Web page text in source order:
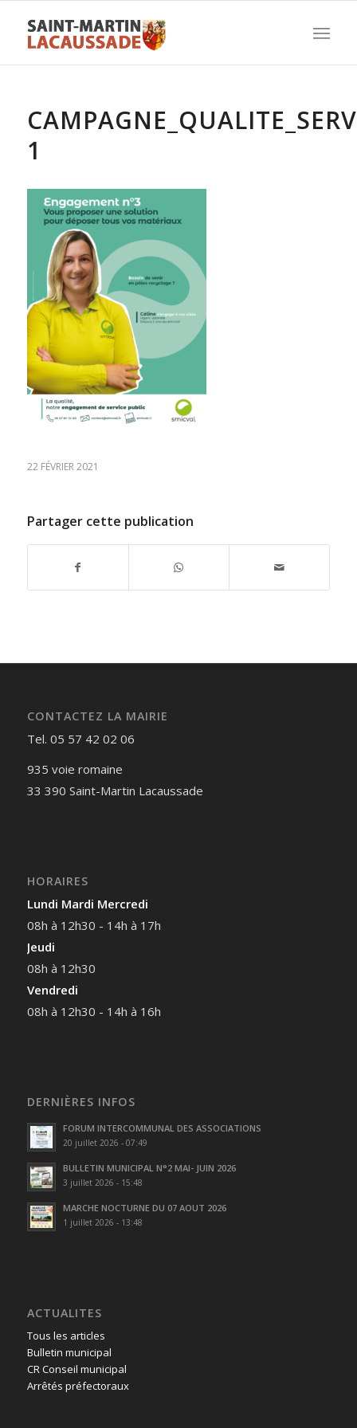
1
22 FÉVRIER 2021
Partager cette publication
CONTACTEZ LA MAIRIE
Tel. 05 57 42 02 06
935 voie romaine
33 390 Saint-Martin Lacaussade
HORAIRES
Lundi Mardi Mercredi
08h à 12h30 - 14h à 17h
Jeudi
08h à 12h30
Vendredi
08h à 12h30 - 14h à 16h
DERNIÈRES INFOS
FORUM INTERCOMMUNAL DES ASSOCIATIONS
20 juillet 2026 - 07:49
BULLETIN MUNICIPAL N°2 MAI- JUIN 2026
3 juillet 2026 - 15:48
MARCHE NOCTURNE DU 07 AOUT 2026
1 juillet 2026 - 13:48
ACTUALITES
Tous les articles
Bulletin municipal
CR Conseil municipal
Arrêtés préfectoraux